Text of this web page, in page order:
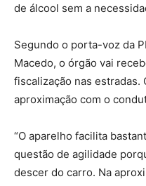
de álcool sem a
Segundo o porta-voz da
Macedo, o órgão vai
fiscalização nas estradas.
aproximação com o
“O aparelho facilita
questão de agilidade
descer do carro. Na